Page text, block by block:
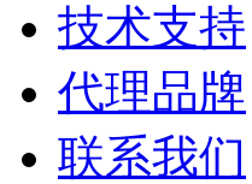
技术支持
代理品牌
联系我们